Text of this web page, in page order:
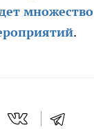
множество
.